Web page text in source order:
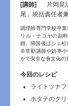
[講師]
片岡晃
尾」統括責任者
調理師専門学校卒
リル・ナゴヤの副
鑚。帰国後はシェ
非常勤講師や効率
かで安全な食文化の
今回のレシピ
ライトツナ
ホタテのク